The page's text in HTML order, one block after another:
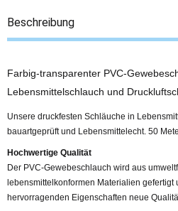
Beschreibung
Farbig-transparenter PVC-
Lebensmittelschlauch und
Unsere druckfesten Schläuche in
bauartgeprüft und Lebensmittelecht. 50
Hochwertige Qualität
Der PVC-Gewebeschlauch wird aus
lebensmittelkonformen Materialien gefertigt
hervorragenden Eigenschaften neue